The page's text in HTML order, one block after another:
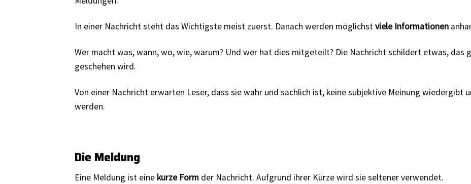
In einer Nachricht steht das Wichtigste meist zuerst. Danach werden möglichstviele Informationen
Wer macht was, wann, wo, wie, warum? Und wer hat dies mitgeteilt? Die Nachricht schildert etwas, das
geschehen wird.
Von einer Nachricht erwarten Leser, dass sie wahr und sachlich ist, keine subjektive Meinung wiedergibt
werden.
Die Meldung
Eine Meldung ist eine kurze Form der Nachricht. Aufgrund ihrer Kürze wird sie seltener verwendet.